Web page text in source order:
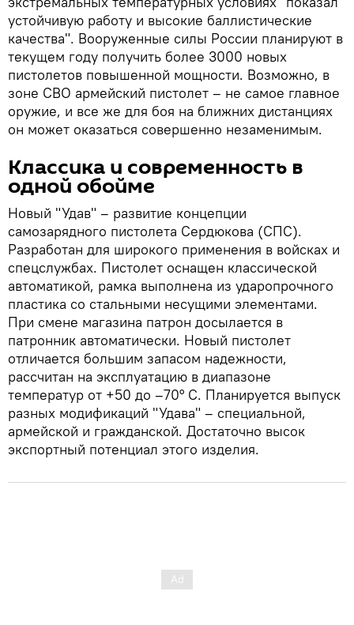
устойчивую работу и высокие баллистические
качества". Вооруженные силы России планируют в
текущем году получить более 3000 новых
пистолетов повышенной мощности. Возможно, в
зоне СВО армейский пистолет – не самое главное
оружие, и все же для боя на ближних дистанциях
он может оказаться совершенно незаменимым.
Классика и современность в
одной обойме
Новый "Удав" – развитие концепции
самозарядного пистолета Сердюкова (СПС).
Разработан для широкого применения в войсках и
спецслужбах. Пистолет оснащен классической
автоматикой, рамка выполнена из ударопрочного
пластика со стальными несущими элементами.
При смене магазина патрон досылается в
патронник автоматически. Новый пистолет
отличается большим запасом надежности,
рассчитан на эксплуатацию в диапазоне
температур от +50 до –70° С. Планируется выпуск
разных модификаций "Удава" – специальной,
армейской и гражданской. Достаточно высок
экспортный потенциал этого изделия.